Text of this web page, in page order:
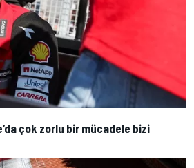
çok zorlu bir mücadele bizi